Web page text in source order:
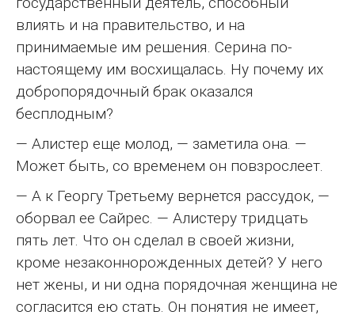
влиять и на правительство, и на
принимаемые им решения. Серина по-
настоящему им восхищалась. Ну почему их
добропорядочный брак оказался
бесплодным?
— Алистер еще молод, — заметила она. —
Может быть, со временем он повзрослеет.
— А к Георгу Третьему вернется рассудок, —
оборвал ее Сайрес. — Алистеру тридцать
пять лет. Что он сделал в своей жизни,
кроме незаконнорожденных детей? У него
нет жены, и ни одна порядочная женщина не
согласится ею стать. Он понятия не имеет,